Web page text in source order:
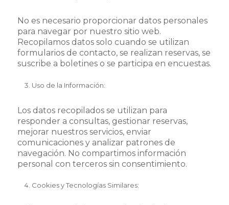
No es necesario proporcionar datos personales
para navegar por nuestro sitio web.
Recopilamos datos solo cuando se utilizan
formularios de contacto, se realizan reservas, se
suscribe a boletines o se participa en encuestas.
Uso de la Información:
Los datos recopilados se utilizan para
responder a consultas, gestionar reservas,
mejorar nuestros servicios, enviar
comunicaciones y analizar patrones de
navegación. No compartimos información
personal con terceros sin consentimiento.
Cookies y Tecnologías Similares: